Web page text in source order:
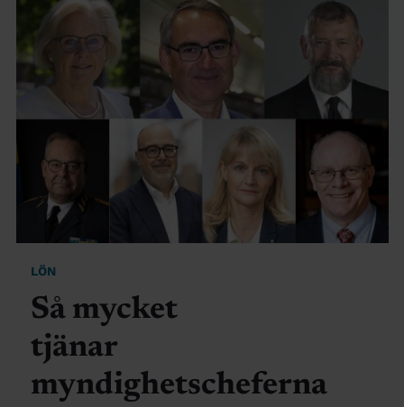
LÖN
Så mycket
tjänar
myndighetscheferna